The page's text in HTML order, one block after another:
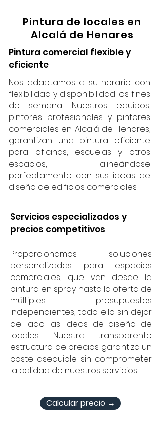
Pintura de locales en
Alcalá de Henares
Pintura comercial flexible y
eficiente
Nos adaptamos a su horario con
flexibilidad y disponibilidad los fines
de semana. Nuestros equipos,
pintores profesionales y pintores
comerciales en Alcalá de Henares,
garantizan una pintura eficiente
para oficinas, escuelas y otros
espacios, alineándose
perfectamente con sus ideas de
diseño de edificios comerciales.
Servicios especializados y
precios competitivos
Proporcionamos soluciones
personalizadas para espacios
comerciales, que van desde la
pintura en spray hasta la oferta de
múltiples presupuestos
independientes, todo ello sin dejar
de lado las ideas de diseño de
locales. Nuestra transparente
estructura de precios garantiza un
coste asequible sin comprometer
la calidad de nuestros servicios.
Calcular precio →